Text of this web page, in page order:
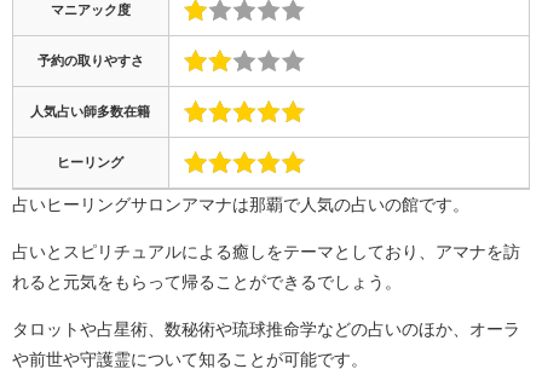
マニアック度
予約の取りやすさ
人気占い師多数在籍
ヒーリング
占いヒーリングサロンアマナは那覇で人気の占いの館です。
占いとスピリチュアルによる癒しをテーマとしており、アマナを訪
れると元気をもらって帰ることができるでしょう。
タロットや占星術、数秘術や琉球推命学などの占いのほか、オーラ
や前世や守護霊について知ることが可能です。